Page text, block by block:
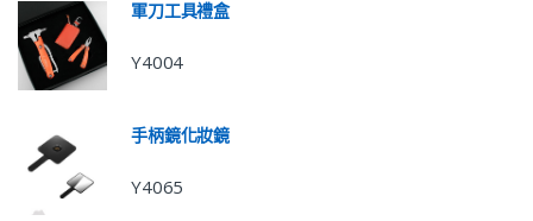
軍刀工具禮盒
Y4004
手柄鏡化妝鏡
Y4065